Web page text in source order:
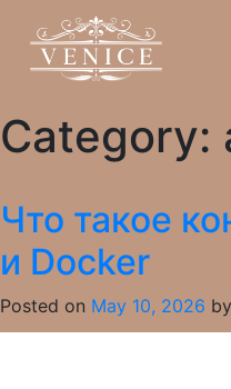
Category:
Что такое
и Docker
Posted on May 10, 2026 by